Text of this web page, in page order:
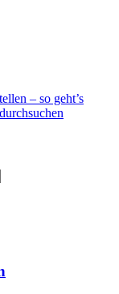
– so geht’s